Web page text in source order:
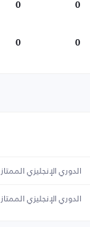
0
0
0
0
الدوري الإنجليزي الممتاز
الدوري الإنجليزي الممتاز